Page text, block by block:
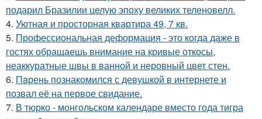
подарил Бразилии целую эпоху великих теленовелл.
4. Уютная и просторная квартира 49, 7 кв.
5. Профессиональная деформация - это когда даже в
гостях обращаешь внимание на кривые откосы,
неаккуратные швы в ванной и неровный цвет стен.
6. Пaрень познакомился с девушкой в интернете и
позвал её на первое свидание.
7. В тюрко - монгольском календаре вместо года тигра